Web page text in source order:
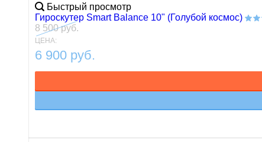
Быстрый просмотр
Гироскутер Smart Balance 10" (Голубой космос)
8 500 руб.
ЦЕНА:
6 900 руб.